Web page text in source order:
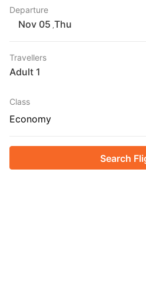
Departure
Thu
Travellers
1 Adult
Class
Economy